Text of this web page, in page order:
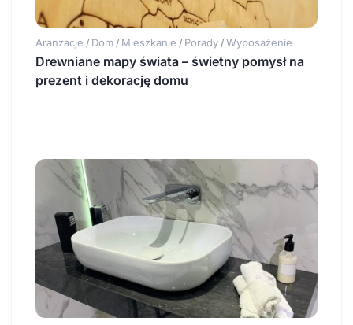
Aranżacje / Dom / Mieszkanie / Porady / Wyposażenie
Drewniane mapy świata – świetny pomysł na
prezent i dekorację domu